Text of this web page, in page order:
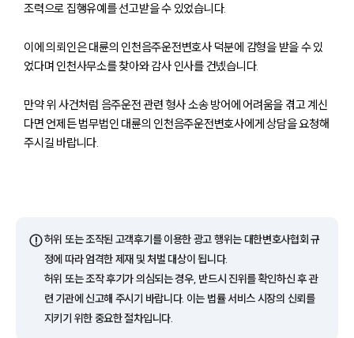
오시는 길
글로벌 파트너 로펌
고객의 소리
통합검색
AI대륜
조력으로 집행유예를 선고받을 수 있었습니다.
이에 의뢰인은 대륜의 인천음주운전변호사 덕분에 감형을 받을 수 있
었다며 인천사무소를 찾아와 감사 인사를 건넸습니다.
만약 위 사건처럼 음주운전 관련 형사 소송 방어에 어려움을 겪고 계신
다면 언제든 법무법인 대륜의 인천음주운전변호사에게 상담을 요청해
주시길 바랍니다.
⚠️허위 또는 조작된 고객후기를 이용한 광고 행위는 대한변호사협회 규
정에 따라 엄격한 제재 및 처벌 대상이 됩니다.
허위 또는 조작 후기가 의심되는 경우, 반드시 진위를 확인하신 후 관
련 기관에 신고해 주시기 바랍니다. 이는 법률 서비스 시장의 신뢰를
지키기 위한 중요한 절차입니다.